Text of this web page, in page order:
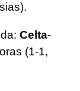
Celta-
(1-1,